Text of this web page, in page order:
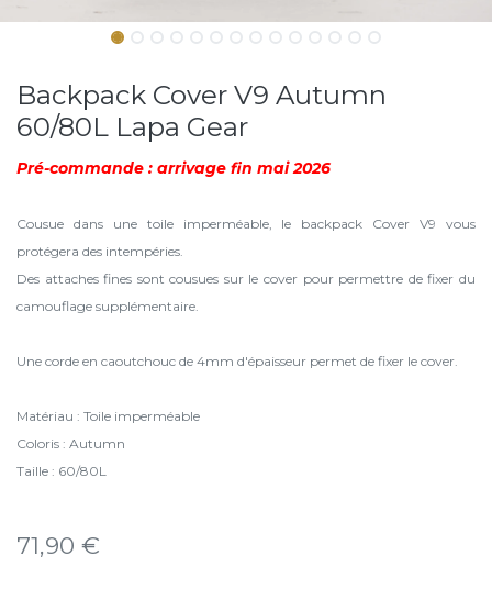
Backpack Cover V9 Autumn
60/80L Lapa Gear
Pré-commande : arrivage fin mai 2026
Cousue dans une toile imperméable, le backpack Cover V9 vous
protégera des intempéries.
Des attaches fines sont cousues sur le cover pour permettre de fixer du
camouflage supplémentaire.
Une corde en caoutchouc de 4mm d'épaisseur permet de fixer le cover.
Matériau : Toile imperméable
Coloris : Autumn
Taille : 60/80L
71,90 €